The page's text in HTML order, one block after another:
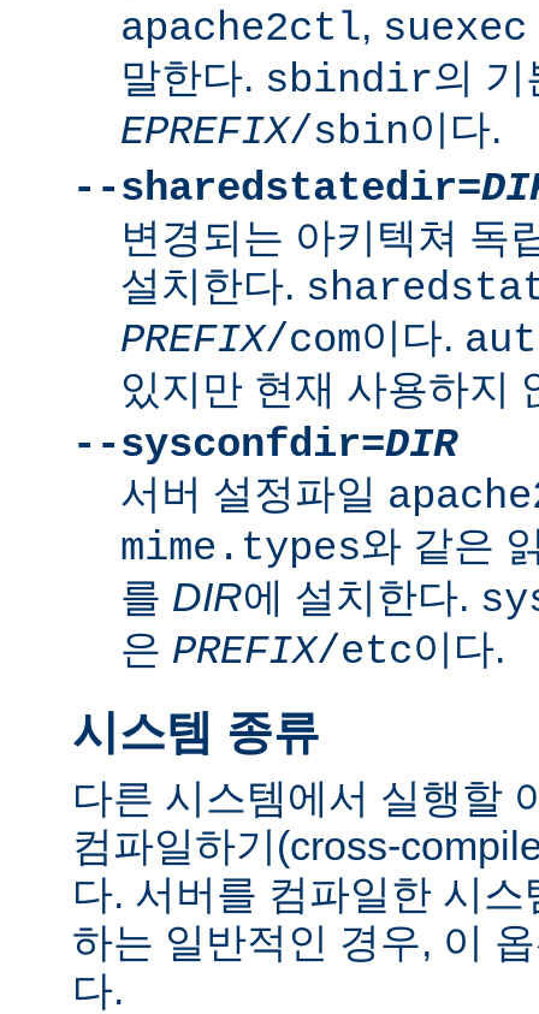
apache2ctl, suexec
말한다. sbindir의 기
EPREFIX/sbin이다.
--sharedstatedir=
변경되는 아키텍쳐 독
설치한다.
PREFIX/com이다.
있지만 현재 사용하지
--sysconfdir=DIR
서버 설정파일
mime.types와 같은
를 DIR에 설치한다.
은 PREFIX/etc이다.
시스템 종류
다른 시스템에서 실행할
컴파일하기(cross-
다. 서버를 컴파일한 시
하는 일반적인 경우, 이
다.